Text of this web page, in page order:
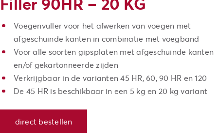
Voegenvuller voor het afwerken van voegen met
afgeschuinde kanten in combinatie met voegband
Voor alle soorten gipsplaten met afgeschuinde kanten
en/of gekartonneerde zijden
Verkrijgbaar in de varianten 45 HR, 60, 90 HR en 120
De 45 HR is beschikbaar in een 5 kg en 20 kg variant
direct bestellen